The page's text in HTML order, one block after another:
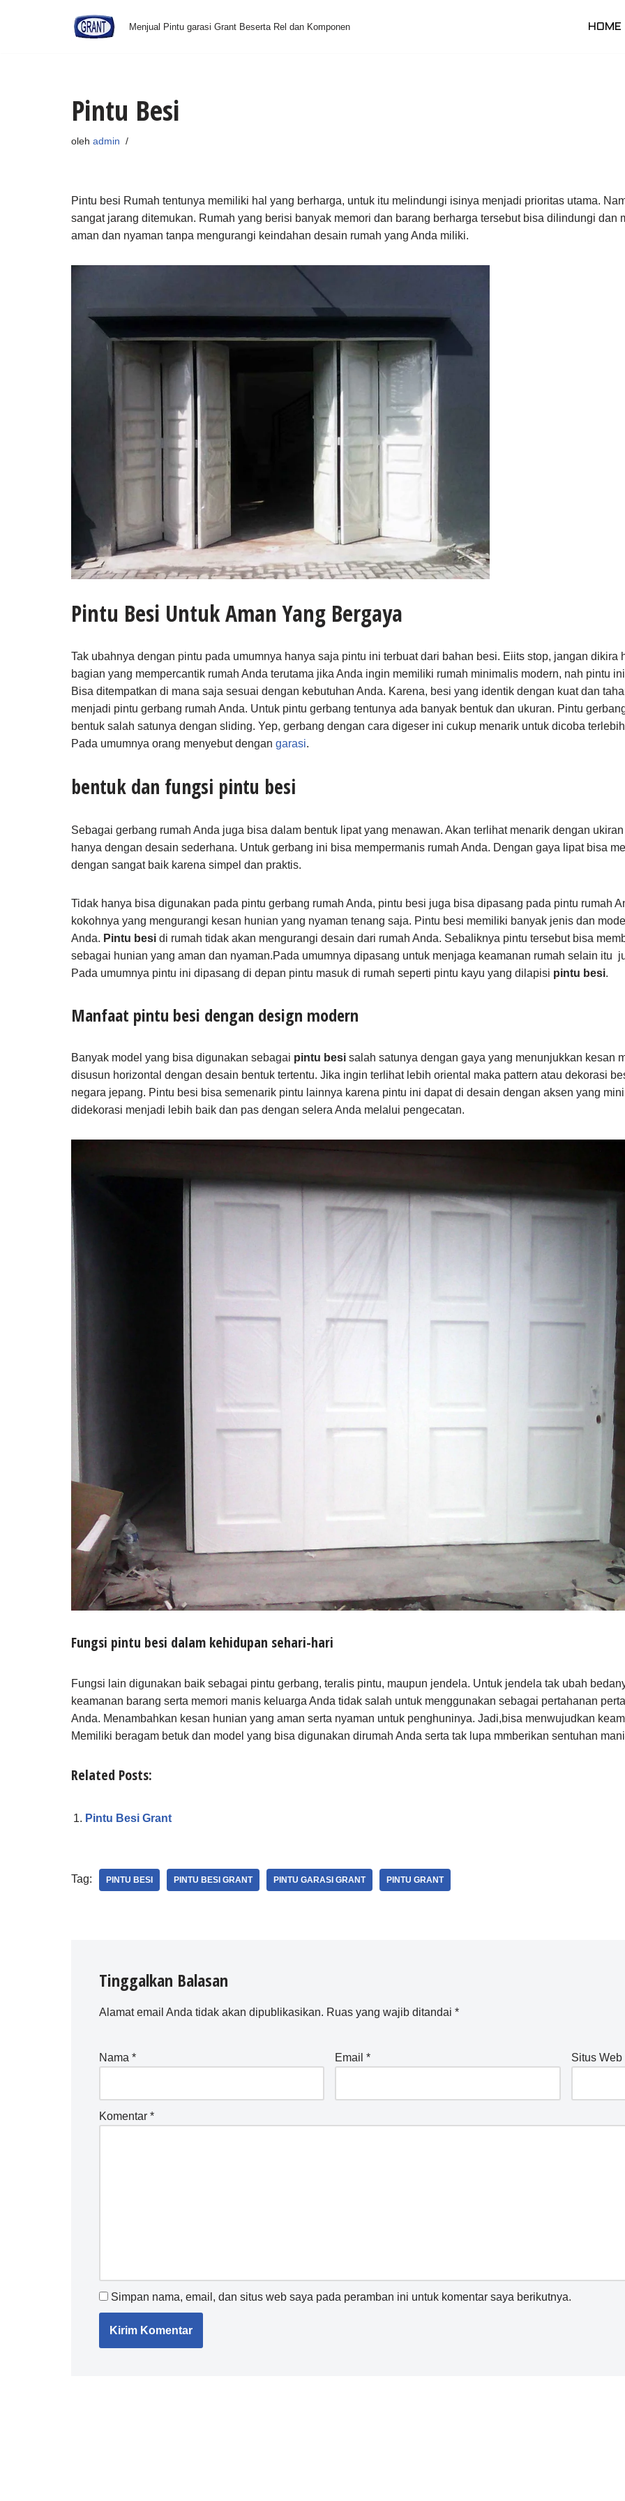
Menjual Pintu garasi Grant Beserta Rel dan Komponen HOME
Pintu Besi
oleh admin
Pintu besi Rumah tentunya memiliki hal yang berharga, untuk itu melindungi isinya menjadi prioritas utama.
sangat jarang ditemukan. Rumah yang berisi banyak memori dan barang berharga tersebut bisa dilindungi dan
aman dan nyaman tanpa mengurangi keindahan desain rumah yang Anda miliki.
Pintu Besi Untuk Aman Yang Bergaya
Tak ubahnya dengan pintu pada umumnya hanya saja pintu ini terbuat dari bahan besi. Eiits stop, jangan
bagian yang mempercantik rumah Anda terutama jika Anda ingin memiliki rumah minimalis modern, nah pintu
Bisa ditempatkan di mana saja sesuai dengan kebutuhan Anda. Karena, besi yang identik dengan kuat dan
menjadi pintu gerbang rumah Anda. Untuk pintu gerbang tentunya ada banyak bentuk dan ukuran. Pintu
bentuk salah satunya dengan sliding. Yep, gerbang dengan cara digeser ini cukup menarik untuk dicoba
Pada umumnya orang menyebut dengan garasi.
bentuk dan fungsi pintu besi
Sebagai gerbang rumah Anda juga bisa dalam bentuk lipat yang menawan. Akan terlihat menarik dengan
hanya dengan desain sederhana. Untuk gerbang ini bisa mempermanis rumah Anda. Dengan gaya lipat bisa
dengan sangat baik karena simpel dan praktis.
Tidak hanya bisa digunakan pada pintu gerbang rumah Anda, pintu besi juga bisa dipasang pada pintu rumah
kokohnya yang mengurangi kesan hunian yang nyaman tenang saja. Pintu besi memiliki banyak jenis dan
Anda. Pintu besi di rumah tidak akan mengurangi desain dari rumah Anda. Sebaliknya pintu tersebut bisa
sebagai hunian yang aman dan nyaman.Pada umumnya dipasang untuk menjaga keamanan rumah selain itu
Pada umumnya pintu ini dipasang di depan pintu masuk di rumah seperti pintu kayu yang dilapisi pintu besi.
Manfaat pintu besi dengan design modern
Banyak model yang bisa digunakan sebagai pintu besi salah satunya dengan gaya yang menunjukkan kesan
disusun horizontal dengan desain bentuk tertentu. Jika ingin terlihat lebih oriental maka pattern atau dekorasi
negara jepang. Pintu besi bisa semenarik pintu lainnya karena pintu ini dapat di desain dengan aksen yang
didekorasi menjadi lebih baik dan pas dengan selera Anda melalui pengecatan.
Fungsi pintu besi dalam kehidupan sehari-hari
Fungsi lain digunakan baik sebagai pintu gerbang, teralis pintu, maupun jendela. Untuk jendela tak ubah
keamanan barang serta memori manis keluarga Anda tidak salah untuk menggunakan sebagai pertahanan
Anda. Menambahkan kesan hunian yang aman serta nyaman untuk penghuninya. Jadi,bisa menwujudkan
Memiliki beragam betuk dan model yang bisa digunakan dirumah Anda serta tak lupa mmberikan sentuhan
Related Posts:
Pintu Besi Grant
Tag: PINTU BESI PINTU BESI GRANT PINTU GARASI GRANT PINTU GRANT
Tinggalkan Balasan
Alamat email Anda tidak akan dipublikasikan. Ruas yang wajib ditandai *
Nama * Email* Situs Web
Komentar *
Simpan nama, email, dan situs web saya pada peramban ini untuk komentar saya berikutnya.